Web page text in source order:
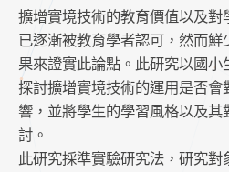
擴增實境技術的教育價值以及
已逐漸被教育學者認可，然而
果來證實此論點。此研究以國小
探討擴增實境技術的運用是否
響，並將學生的學習風格以及
討。
此研究採準實驗研究法，研究